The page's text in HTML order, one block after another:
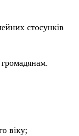
стосунків
віку;